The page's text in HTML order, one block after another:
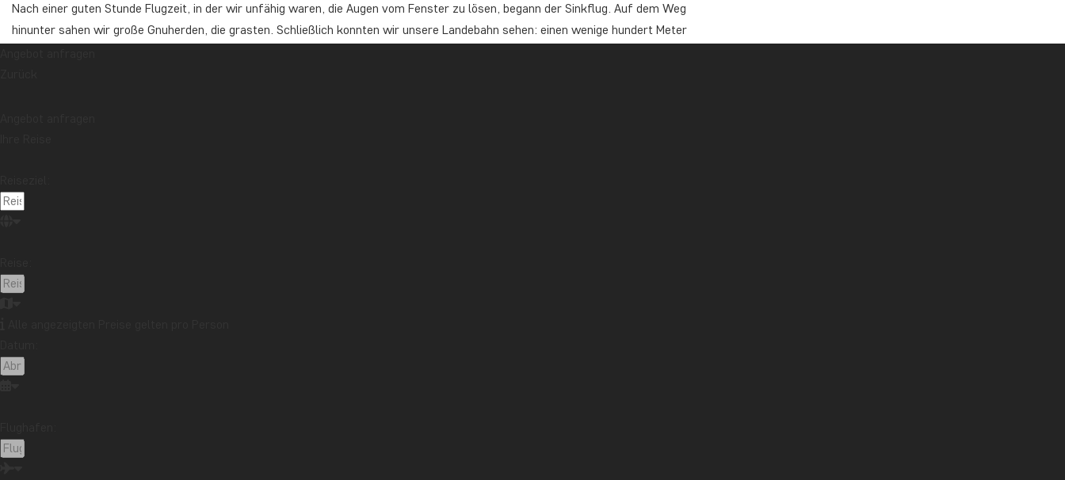
Nach einer guten Stunde Flugzeit, in der wir unfähig waren, die Augen vom Fenster zu lösen, begann der Sinkflug. Auf dem Weg
hinunter sahen wir große Gnuherden, die grasten. Schließlich konnten wir unsere Landebahn sehen: einen wenige hundert Meter